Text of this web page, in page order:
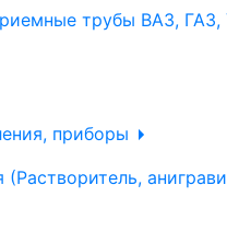
трубы ВАЗ, ГАЗ,
приборы